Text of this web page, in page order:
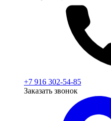
+7 916 302-54-85
Заказать звонок